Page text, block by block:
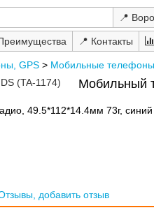
📍
📍
GPS> Мобильные телефоны
Мобильный
49.5*112*14.4мм 73г, синий
добавить отзыв